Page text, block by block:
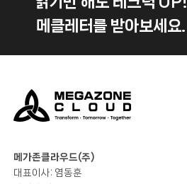
메클레터를 받아보세요.
메가존클라우드(주)
대표이사: 염동훈